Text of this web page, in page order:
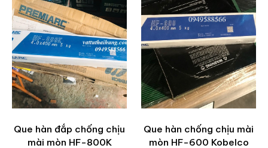
Que hàn đắp chống chịu
mài mòn HF-800K
Que hàn chống chịu mài
mòn HF-600 Kobelco